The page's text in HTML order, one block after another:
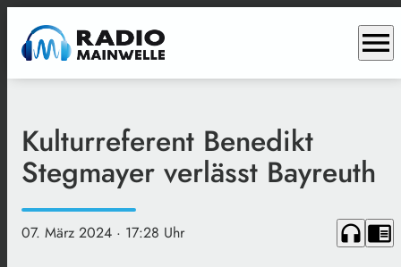
menu
Kulturreferent Benedikt
Stegmayer verlässt Bayreuth
07. März 2024 · 17:28 Uhr headphones chrome_reader_mode